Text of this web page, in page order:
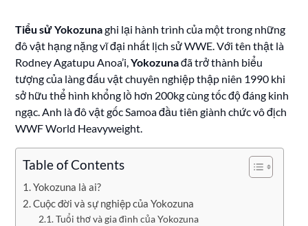
Tiểu sử Yokozunaghi lại hành trình của một trong những
đô vật hạng nặng vĩ đại nhất lịch sử WWE. Với tên thật là
Rodney Agatupu Anoa’i,Yokozunađã trở thành biểu
tượng của làng đấu vật chuyên nghiệp thập niên 1990 khi
sở hữu thể hình khổng lồ hơn 200kg cùng tốc độ đáng kinh
ngạc. Anh là đô vật gốc Samoa đầu tiên giành chức vô địch
WWF World Heavyweight.
Table of Contents
Yokozuna là ai?
Cuộc đời và sự nghiệp của Yokozuna
Tuổi thơ và gia đình của Yokozuna